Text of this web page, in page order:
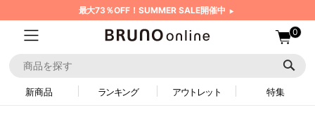
最大73％OFF！SUMMER SALE開催中
0
新商品 ランキング アウトレット 特集